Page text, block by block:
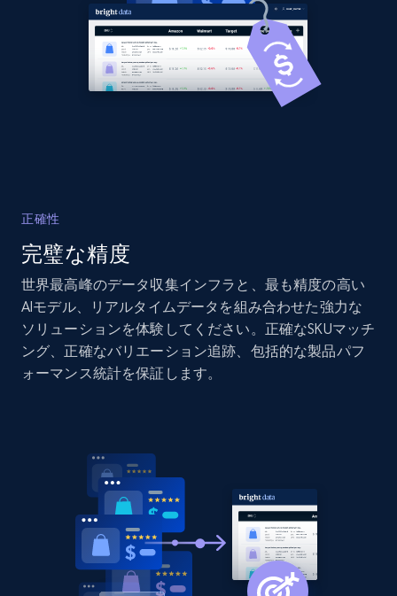
products from Brands URLs
Title, Seller name, Brand, Description, Initial
price, Currency, Availability, Reviews count, and
Home Depot US
Sku, Product id, Product name, Manufacturer,
and more.
2.1K+ 353+ 今すぐ始める
URL, Domain, Country code, Model number,
Sku, Product id, Product name, Manufacturer,
and more.
2.1K+ 353+ 今すぐ始める
正確性
完璧な精度
世界最高峰のデータ収集インフラと、最も精度の高い
AIモデル、リアルタイムデータを組み合わせた強力な
ソリューションを体験してください。正確なSKUマッチ
ング、正確なバリエーション追跡、包括的な製品パフ
ォーマンス統計を保証します。